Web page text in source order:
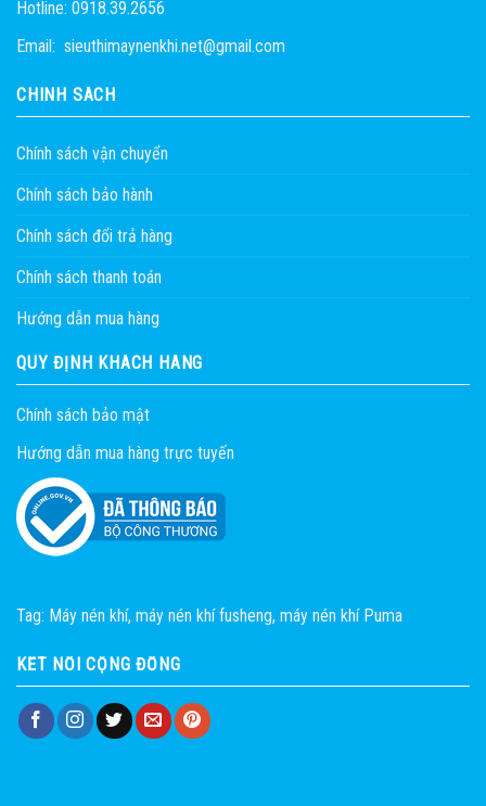
Hotline: 0918.39.2656
Email: sieuthimaynenkhi.net@gmail.com
CHÍNH SÁCH
Chính sách vận chuyển
Chính sách bảo hành
Chính sách đổi trả hàng
Chính sách thanh toán
Hướng dẫn mua hàng
QUY ĐỊNH KHÁCH HÀNG
Chính sách bảo mật
Hướng dẫn mua hàng trực tuyến
Tag: Máy nén khí, máy nén khí fusheng, máy nén khí Puma
KẾT NỐI CỘNG ĐỒNG